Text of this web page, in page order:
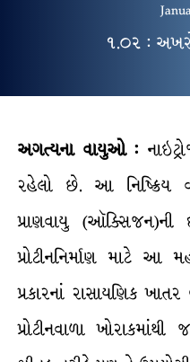
૧.૦૨ :
અગત્યના વાયુઓ :
રહેલો છે. આ નિષ્ક્રિય
પ્રાણવાયુ
પ્રોટીનનિર્માણ માટે આ
પ્રકારનાં રાસાયણિક
પ્રોટીનવાળા